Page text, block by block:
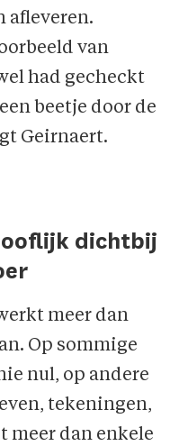
afleveren.
van
had gecheckt
beetje door de
Geirnaert.
dichtbij
meer dan
Op sommige
nul, op andere
tekeningen,
dan enkele